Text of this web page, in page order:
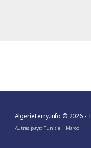
AlgerieFerry.info © 2026 -
Autres pays:Tunisie | Maroc